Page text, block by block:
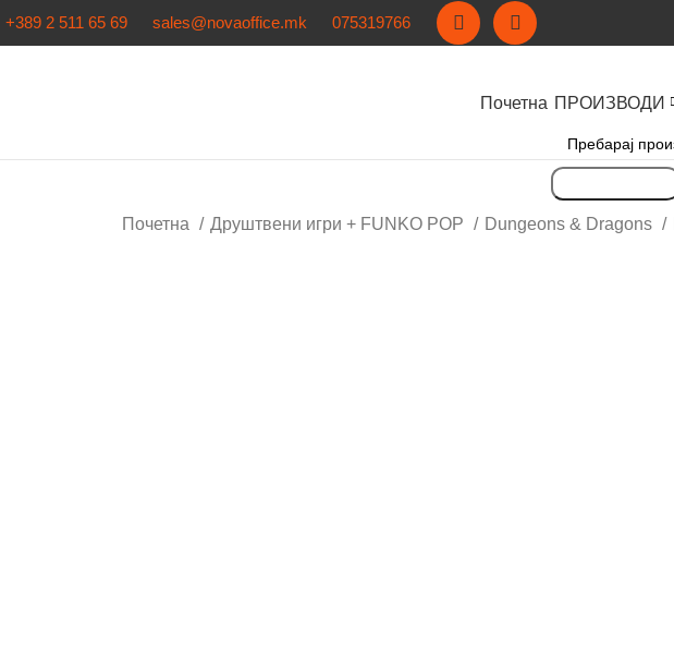
+389 2 511 65 69 sales@novaoffice.mk 075319766
Почетна ПРОИЗВОДИ
Почетна Друштвени игри + FUNKO POP Dungeons & Dragons